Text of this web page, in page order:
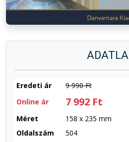
Eredeti ár
9 990 Ft
Online ár
7 992 Ft
Méret
158 x 235 mm
Oldalszám
504